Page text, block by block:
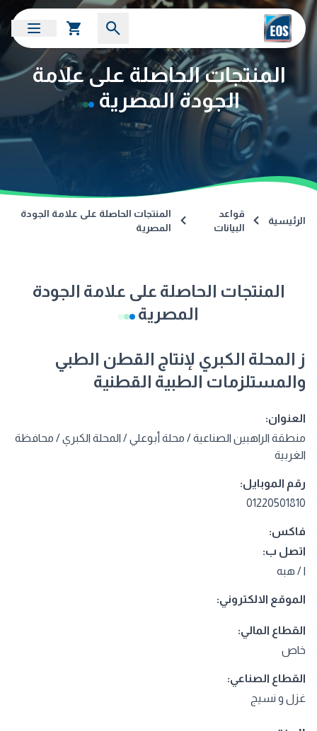
المنتجات الحاصلة على علامة
الجودة المصرية
الرئيسية
قواعد
البيانات
المنتجات الحاصلة على علامة الجودة
المصرية
المنتجات الحاصلة على علامة الجودة
المصرية
ز المحلة الكبري لإنتاج القطن الطبي
والمستلزمات الطبية القطنية
العنوان:
منطقة الراهبين الصناعية / محلة أبوعلي / المحلة الكبري / محافظة
الغربية
رقم الموبايل:
01220501810
فاكس:
اتصل ب:
ا / هبه
الموقع الالكتروني:
القطاع المالي:
خاص
القطاع الصناعي:
غزل و نسيج